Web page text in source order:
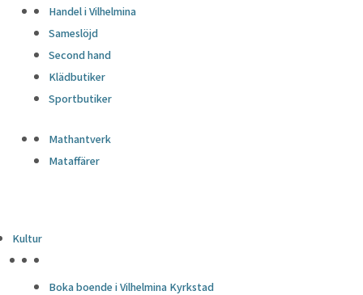
Handel i Vilhelmina
Sameslöjd
Second hand
Klädbutiker
Sportbutiker
Mathantverk
Mataffärer
Kultur
Boka boende i Vilhelmina Kyrkstad